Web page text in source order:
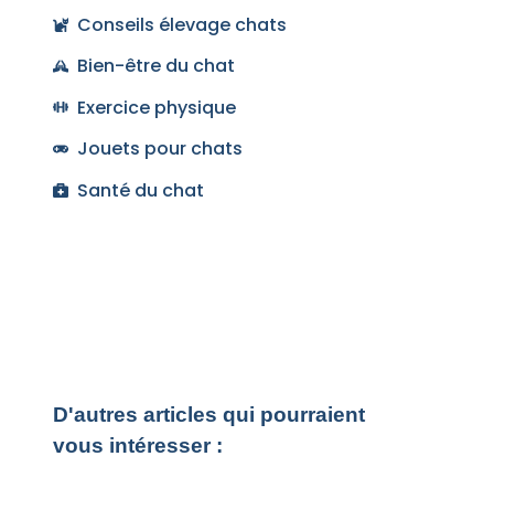
Conseils élevage chats
Bien-être du chat
Exercice physique
Jouets pour chats
Santé du chat
D'autres articles qui pourraient
vous intéresser :